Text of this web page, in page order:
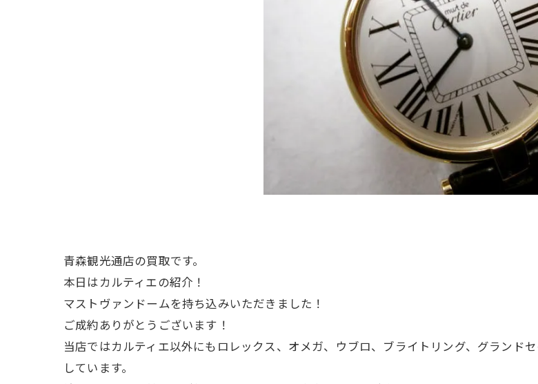
青森観光通店の買取です。
本日はカルティエの紹介！
マストヴァンドームを持ち込みいただきました！
ご成約ありがとうございます！
当店ではカルティエ以外にもロレックス、オメガ、ウブロ、ブライトリング、グランド
しています。